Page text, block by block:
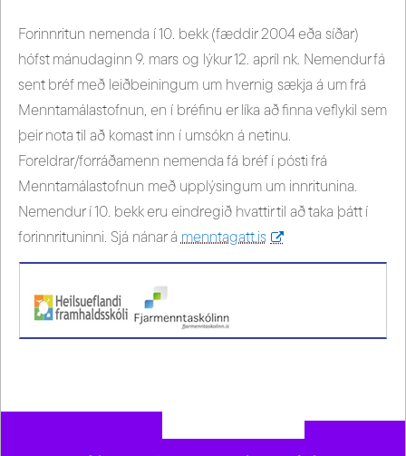
Forinnritun nemenda í 10. bekk (fæddir 2004 eða síðar)
hófst mánudaginn 9. mars og lýkur 12. apríl nk. Nemendur fá
sent bréf með leiðbeiningum um hvernig sækja á um frá
Menntamálastofnun, en í bréfinu er líka að finna veflykil sem
þeir nota til að komast inn í umsókn á netinu.
Foreldrar/forráðamenn nemenda fá bréf í pósti frá
Menntamálastofnun með upplýsingum um innritunina.
Nemendur í 10. bekk eru eindregið hvattir til að taka þátt í
forinnrituninni. Sjá nánar ámenntagatt.is